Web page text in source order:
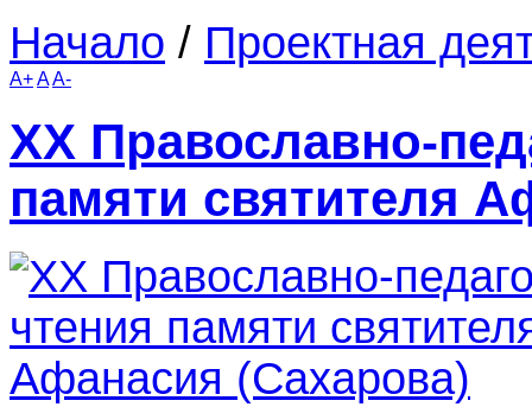
Начало / Проектная
A+AA-
ХХ Православно-
памяти святителя